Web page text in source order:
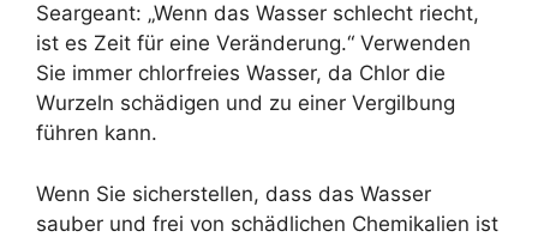
Seargeant: „Wenn das Wasser schlecht riecht,
ist es Zeit für eine Veränderung.“ Verwenden
Sie immer chlorfreies Wasser, da Chlor die
Wurzeln schädigen und zu einer Vergilbung
führen kann.
Wenn Sie sicherstellen, dass das Wasser
sauber und frei von schädlichen Chemikalien ist